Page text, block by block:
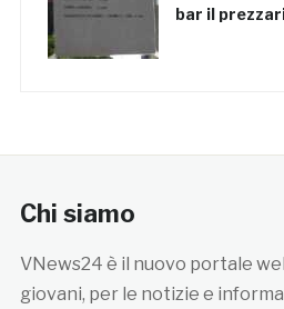
bar il
Chi siamo
VNews24 è il nuovo portale
giovani, per le notizie e